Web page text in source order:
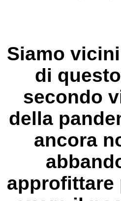
Siamo
di
secondo
della
ancora
approfittare